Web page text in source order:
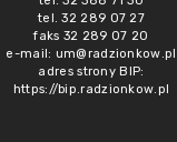
tel. 32 289 07 27
faks 32 289 07 20
e-mail: um@radzionkow.pl
adres strony BIP:
https://bip.radzionkow.pl